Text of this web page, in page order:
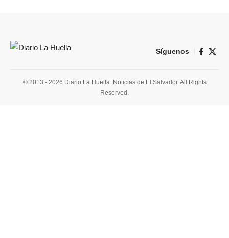
Síguenos
© 2013 - 2026 Diario La Huella. Noticias de El Salvador. All Rights
Reserved.